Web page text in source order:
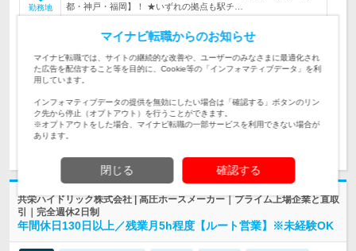
勤務地
都・神戸・福岡】！ ★いずれの拠点も駅チ…
月給30万円〜50万円＋賞与2回（平均年4ヶ月）＋インセンティブ
★過去実績入社2年目で年収900…
初年度
420万円～800万円
求人詳細を見る
共栄ハイドリック株式会社 | 高圧ホースメーカー｜プライム上場企業と直取
引｜完全週休2日制
年間休日130日以上／残業月5h程度【ルート営業】※未経験OK
マイナビ転職からのお知らせ
マイナビ転職では、サイトの継続的な改善や、ユーザーのみなさまに最適化され
た広告を配信すること等を目的に、Cookie等の「インフォマティブデータ」を利
用しています。
インフォマティブデータの提供を無効にしたい場合は「確認する」ボタンのリン
ク先から停止（オプトアウト）を行うことができます。
※オプトアウトをした場合、マイナビ転職の一部サービスを利用できない場合が
あります。
閉じる 確認する